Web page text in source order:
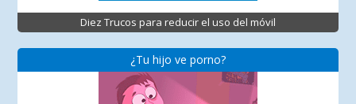
Diez Trucos para reducir el uso del móvil
¿Tu hijo ve porno?